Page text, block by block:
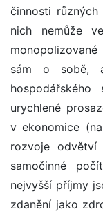
činnosti
nich nemůže
sám o sobě,
urychlené
v ekonomice
rozvoje odvětví
samočinné
nejvyšší příjmy
zdanění jako